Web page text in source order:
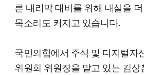
른 내리막 대비를 위해 내실을
목소리도 커지고 있습니다.
국민의힘에서 주식 및 디지털자
위원회 위원장을 맡고 있는 김